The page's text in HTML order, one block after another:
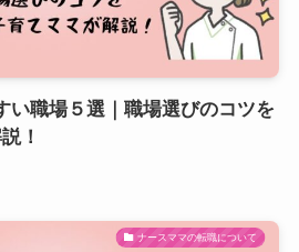
い職場５選｜職場選びのコツを
！
ナースママの転職について